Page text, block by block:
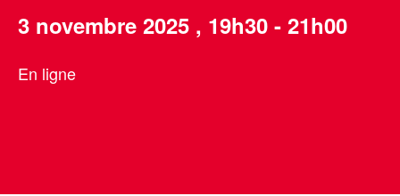
3 novembre 2025 , 19h30 - 21h00
En ligne